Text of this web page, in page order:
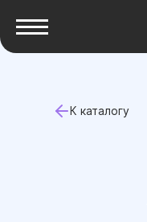
К каталогу